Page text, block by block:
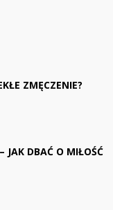
ZMĘCZENIE?
JAK DBAĆ O MIŁOŚĆ